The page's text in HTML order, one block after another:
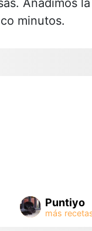
minutos.
Puntiyo